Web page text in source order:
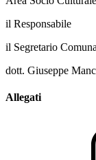
il Responsabile
il Segretario
dott. Giuseppe
Allegati